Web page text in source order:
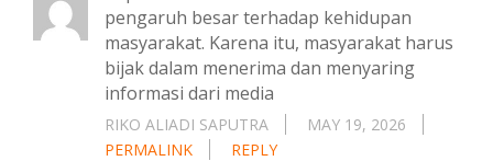
pengaruh besar terhadap kehidupan
masyarakat. Karena itu, masyarakat harus
bijak dalam menerima dan menyaring
informasi dari media
RIKO ALIADI SAPUTRA
MAY 19, 2026
PERMALINK
REPLY